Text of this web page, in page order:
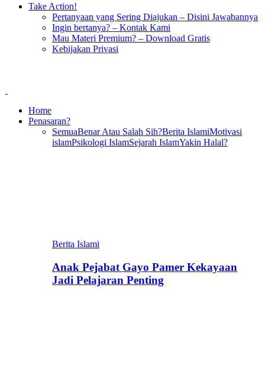
Take Action!
Pertanyaan yang Sering Diajukan – Disini Jawabannya
Ingin bertanya? – Kontak Kami
Mau Materi Premium? – Download Gratis
Kebijakan Privasi
Home
Penasaran?
SemuaBenar Atau Salah Sih?Berita IslamiMotivasi
islamPsikologi IslamSejarah IslamYakin Halal?
Berita Islami
Anak Pejabat Gayo Pamer Kekayaan
Jadi Pelajaran Penting